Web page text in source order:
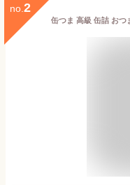
no. 2